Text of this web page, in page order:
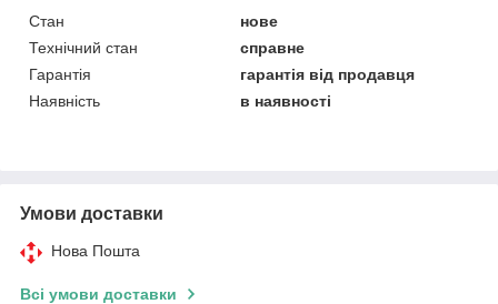
Стан
нове
Технічний стан
справне
Гарантія
гарантія від продавця
Наявність
в наявності
Умови доставки
Нова Пошта
Всі умови доставки